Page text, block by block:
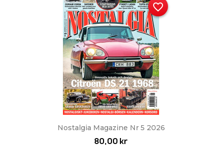
Nostalgia Magazine Nr 5 2026
80,00 kr
favorite_border